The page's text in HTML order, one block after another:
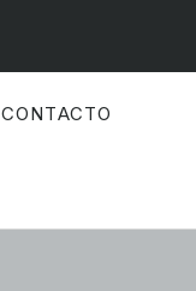
CONTACTO